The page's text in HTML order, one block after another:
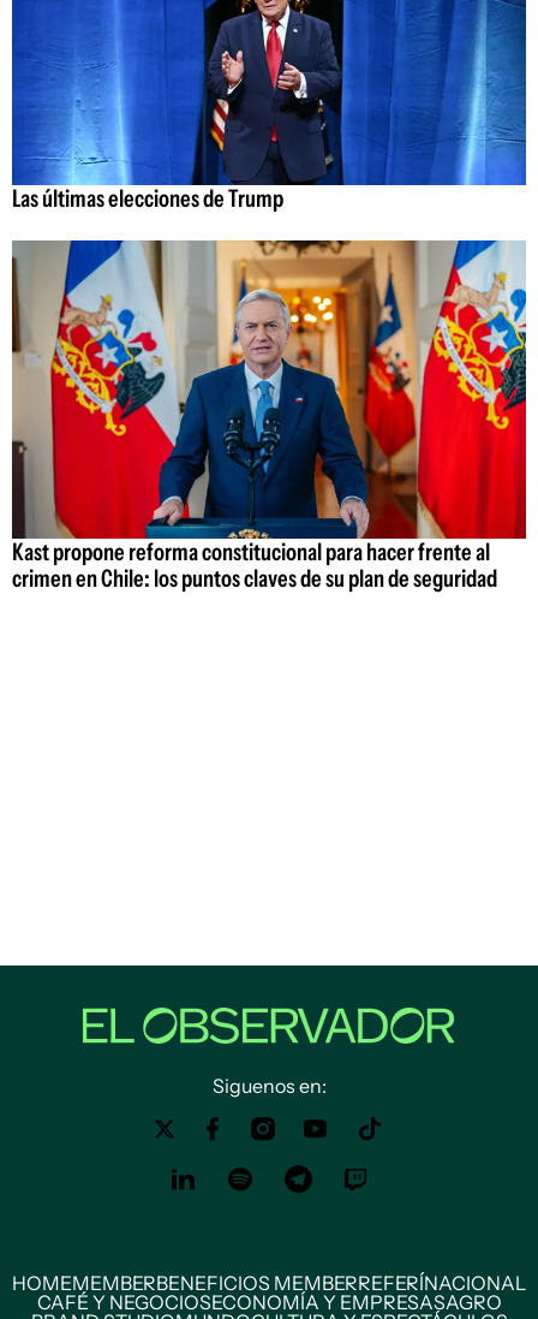
Las últimas elecciones de Trump
Kast propone reforma constitucional para hacer frente al
crimen en Chile: los puntos claves de su plan de seguridad
Siguenos en:
HOMEMEMBERBENEFICIOS MEMBERREFERÍNACIONAL
CAFÉ Y NEGOCIOSECONOMÍA Y EMPRESASAGRO